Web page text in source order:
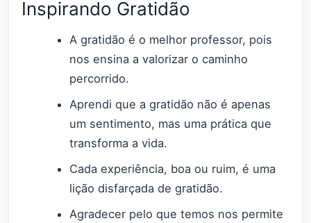
Inspirando Gratidão
A gratidão é o melhor professor, pois
nos ensina a valorizar o caminho
percorrido.
Aprendi que a gratidão não é apenas
um sentimento, mas uma prática que
transforma a vida.
Cada experiência, boa ou ruim, é uma
lição disfarçada de gratidão.
Agradecer pelo que temos nos permite